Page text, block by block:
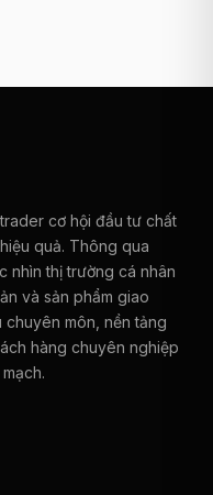
cơ hội đầu tư chất
quả. Thông qua
nhìn thị trường cá nhân
và sản phẩm giao
môn, nền tảng
hàng chuyên nghiệp